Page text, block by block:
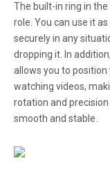
The built-in ring in the
role. You can use it
securely in any
dropping it. In
allows you to
watching videos,
rotation and
smooth and stable.